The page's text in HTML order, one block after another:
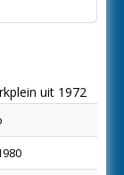
uit 1972